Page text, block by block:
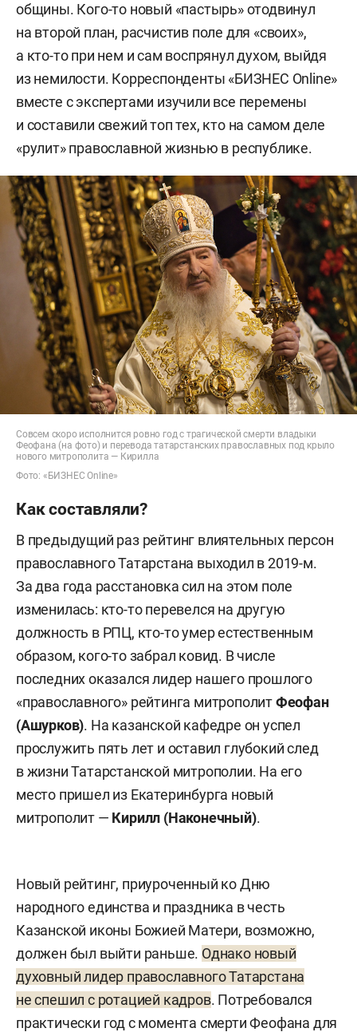
общины. Кого-то новый «пастырь» отодвинул
на второй план, расчистив поле для «своих»,
а кто-то при нем и сам воспрянул духом, выйдя
из немилости. Корреспонденты «БИЗНЕС Online»
вместе с экспертами изучили все перемены
и составили свежий топ тех, кто на самом деле
«рулит» православной жизнью в республике.
Совсем скоро исполнится ровно год с трагической смерти владыки
Феофана (на фото) и перевода татарстанских православных под крыло
нового митрополита — Кирилла
Фото: «БИЗНЕС Online»
Как составляли?
В предыдущий раз рейтинг влиятельных персон
православного Татарстана выходил в 2019-м.
За два года расстановка сил на этом поле
изменилась: кто-то перевелся на другую
должность в РПЦ, кто-то умер естественным
образом, кого-то забрал ковид. В числе
последних оказался лидер нашего прошлого
«православного» рейтинга митрополитФеофан
(Ашурков). На казанской кафедре он успел
прослужить пять лет и оставил глубокий след
в жизни Татарстанской митрополии. На его
место пришел из Екатеринбурга новый
митрополит — Кирилл (Наконечный).
Новый рейтинг, приуроченный ко Дню
народного единства и праздника в честь
Казанской иконы Божией Матери, возможно,
должен был выйти раньше. Однако новый
духовный лидер православного Татарстана
не спешил с ротацией кадров. Потребовался
практически год с момента смерти Феофана для